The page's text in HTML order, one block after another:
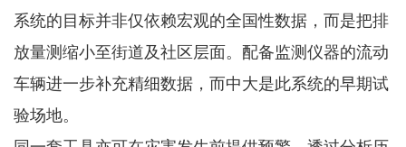
系统的目标并非仅依赖宏观的全国性数据，而是把排
放量测缩小至街道及社区层面。配备监测仪器的流动
车辆进一步补充精细数据，而中大是此系统的早期试
验场地。